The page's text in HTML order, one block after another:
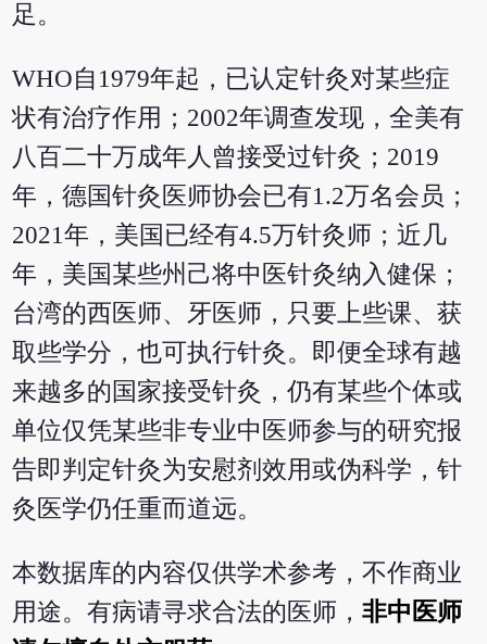
足。
WHO自1979年起，已认定针灸对某些症
状有治疗作用；2002年调查发现，全美有
八百二十万成年人曾接受过针灸；2019
年，德国针灸医师协会已有1.2万名会员；
2021年，美国已经有4.5万针灸师；近几
年，美国某些州己将中医针灸纳入健保；
台湾的西医师、牙医师，只要上些课、获
取些学分，也可执行针灸。即便全球有越
来越多的国家接受针灸，仍有某些个体或
单位仅凭某些非专业中医师参与的研究报
告即判定针灸为安慰剂效用或伪科学，针
灸医学仍任重而道远。
本数据库的内容仅供学术参考，不作商业
用途。有病请寻求合法的医师，非中医师